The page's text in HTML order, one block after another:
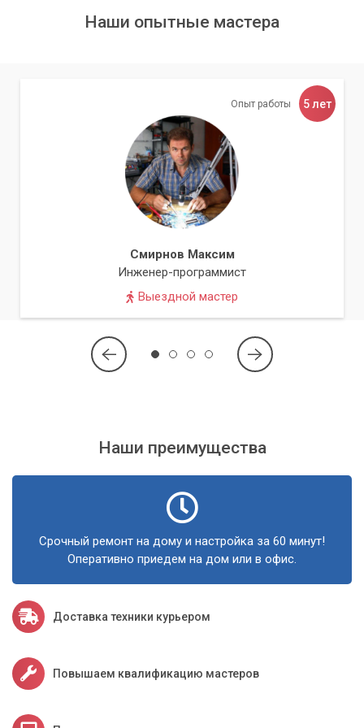
основываясь на доверии и профессионализме.
скорость реагирования
время – деньги, поэтому оперативно реагируем на все
заявки, обеспечивая минимальные простои.
индивидуальный подход . Мы разрабатываем
решения, которые наилучшим образом соответствуют
уникальным потребностям каждого клиента. Мы не
предлагаем универсальных шаблонов, а тщательно
анализируем вашу специфику.
Наконец, мы предоставляемгарантию на все виды
работ. Это означает, что вы можете быть уверены в
качестве наших услуг.
Выбирая «Компьютерный Мастер», вы выбираете
Наши опытные мастера
Опыт работы 5 лет
Смирнов Максим
Инженер-программист
Выездной мастер
Наши преимущества
Срочный ремонт на дому и настройка за 60 минут!
Оперативно приедем на дом или в офис.
Доставка техники курьером
Повышаем квалификацию мастеров